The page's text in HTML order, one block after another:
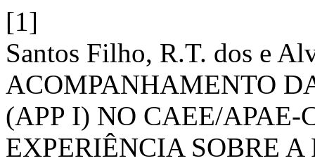
[1]
Santos Filho, R.T. dos e
ACOMPANHAMENTO
(APP I) NO CAEE/APAE-
EXPERIÊNCIA SOBRE